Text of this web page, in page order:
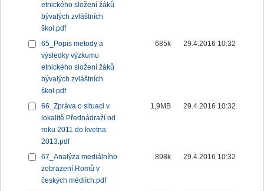
etnického složení žáků
bývalých zvláštních
škol.pdf
65_Popis metody a
výsledky výzkumu
etnického složení žáků
bývalých zvláštních
škol.pdf
685k 29.4.2016 10:32
66_Zpráva o situaci v
lokalitě Přednádraží od
roku 2011 do kvetna
2013.pdf
1,9MB 29.4.2016 10:32
67_Analýza mediálního
zobrazení Romů v
českých médiích.pdf
898k 29.4.2016 10:32